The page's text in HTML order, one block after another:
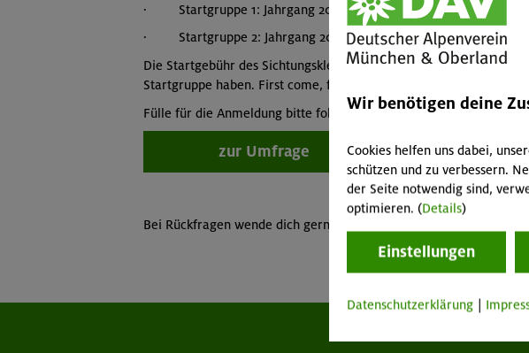
· Startgruppe 1: Jahrgang 2016-2013 von ca. 9:00 bis 11:00
· Startgruppe 2: Jahrgang 2012-2010 von ca. 11:30 bis ca. 13:00
Die Startgebühr des Sichtungsklettern beträgt 10€. Bitte beachte,
Startgruppe haben. First come, first serve.
Fülle für die Anmeldung bitte folgende Umfrage aus:
zur Umfrage
Bei Rückfragen wende dich gerne an kletterteam@dav-oberland.de
Wir benötigen deine
Cookies helfen uns dabei,
schützen und zu verbessern.
der Seite notwendig sind,
optimieren. (Details)
Einstellungen
Datenschutzerklärung |